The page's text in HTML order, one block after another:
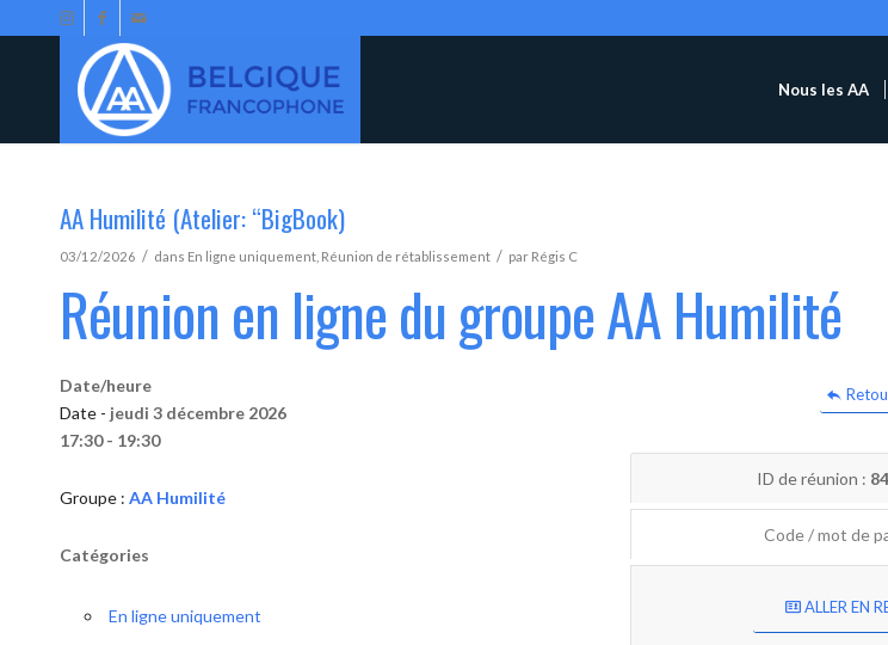
Nous les AA
AA Humilité (Atelier: “BigBook)
03/12/2026 / dans En ligne uniquement Réunion de rétablissement / par Régis C
Réunion en ligne du groupe AA Humilité
Date/heure
Date - jeudi 3 décembre 2026
17:30 - 19:30
Groupe : AA Humilité
Catégories
En ligne uniquement
ID de réunion :
Code / mot de
ALLER EN